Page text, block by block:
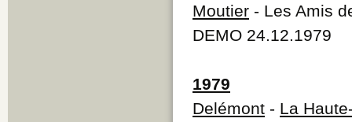
Moutier - Les Amis
DEMO 24.12.1979
1979
Delémont - La